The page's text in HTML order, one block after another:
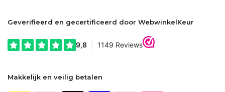
Geverifieerd en gecertificeerd door WebwinkelKeur
Makkelijk en veilig betalen